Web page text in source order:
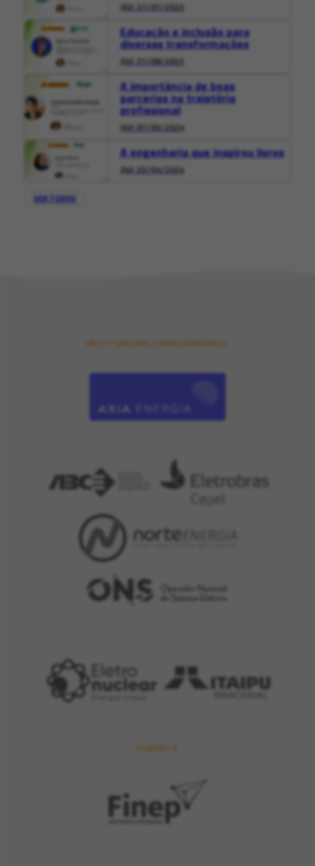
QUI 27/07/2023
Educação e inclusão para
diversas transformações
QUI 31/08/2023
A importância de boas
parcerias na trajetória
profissional
QUI 07/03/2024
A engenharia que inspirou livros
QUI 25/04/2024
VER TODOS
INSTITUIDORES E MANTENEDORES
FOMENTO